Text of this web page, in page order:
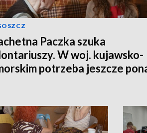
Paczka szuka
W woj. kujawsko-
potrzeba jeszcze